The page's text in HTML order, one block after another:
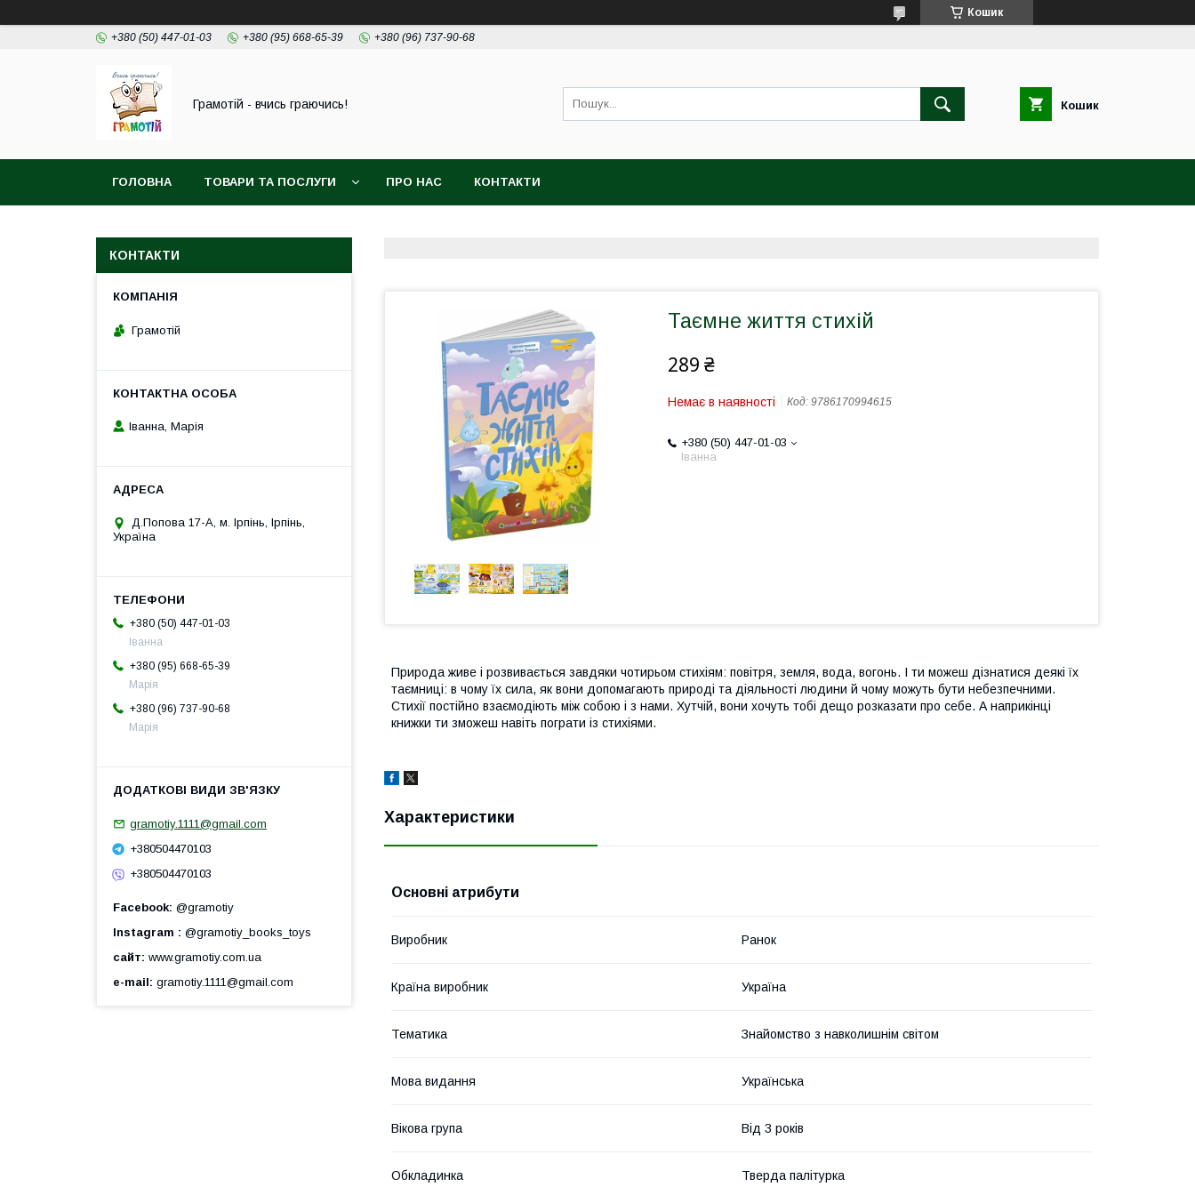
Кошик
+380 (50) 447-01-03 +380 (95) 668-65-39 +380 (96) 737-90-68
Грамотій - вчись граючись! Кошик
ГОЛОВНА ТОВАРИ ТА ПОСЛУГИ ПРО НАС КОНТАКТИ
Таємне життя стихій
289 ₴
Немає в наявності Код: 9786170994615
+380 (50) 447-01-03
Іванна
Природа живе і розвивається завдяки чотирьом стихіям: повітря, земля, вода, вогонь. І ти можеш дізнатися деякі їх
таємниці: в чому їх сила, як вони допомагають природі та діяльності людини й чому можуть бути небезпечними.
Стихії постійно взаємодіють між собою і з нами. Хутчій, вони хочуть тобі дещо розказати про себе. А наприкінці
книжки ти зможеш навіть пограти із стихіями.
Характеристики
Основні атрибути
Виробник Ранок
Країна виробник Україна
Тематика Знайомство з навколишнім світом
Мова видання Українська
Вікова група Від 3 років
Обкладинка Тверда палітурка
КОНТАКТИ
Грамотій
Іванна, Марія
Д.Попова 17-А, м. Ірпінь, Ірпінь,
Україна
+380 (50) 447-01-03
Іванна
+380 (95) 668-65-39
Марія
+380 (96) 737-90-68
Марія
gramotiy.1111@gmail.com
+380504470103
+380504470103
Facebook @gramotiy
Instagram
@gramotiy_books_toys
сайт www.gramotiy.com.ua
e-mail gramotiy.1111@gmail.com